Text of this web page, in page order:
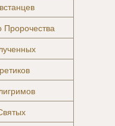
Пророчества